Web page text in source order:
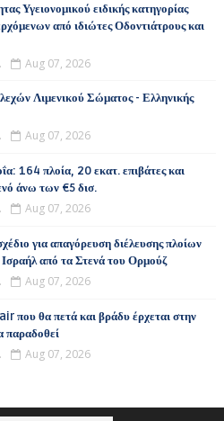
Υγειονομικού ειδικής κατηγορίας
από ιδιώτες Οδοντιάτρους και
Aug 07, 2026
Λιμενικού Σώματος - Ελληνικής
Aug 07, 2026
164 πλοία, 20 εκατ. επιβάτες και
άνω των €5 δισ.
Aug 07, 2026
για απαγόρευση διέλευσης πλοίων
από τα Στενά του Ορμούζ
Aug 07, 2026
που θα πετά και βράδυ έρχεται στην
παραδοθεί
Aug 07, 2026